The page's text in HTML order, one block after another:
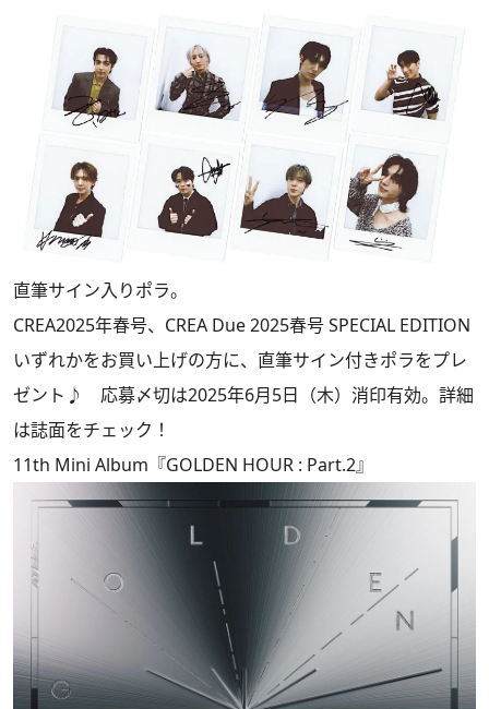
直筆サイン入りポラ。
CREA2025年春号、CREA Due 2025春号 SPECIAL EDITION
いずれかをお買い上げの方に、直筆サイン付きポラをプレ
ゼント♪ 応募〆切は2025年6月5日（木）消印有効。詳細
は誌面をチェック！
11th Mini Album『GOLDEN HOUR : Part.2』